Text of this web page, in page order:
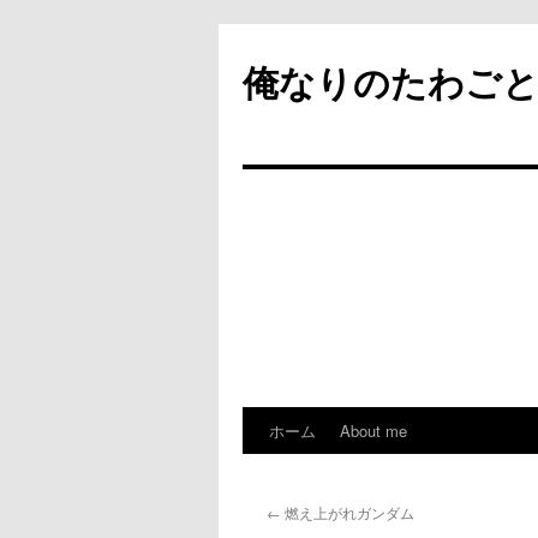
俺なりのたわごと
テ
ホーム About me
← 燃え上がれガンダム